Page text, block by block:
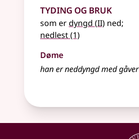
Tyding og bruk
som erdyngd (2
II) ned;
nedlest(1)
Døme
han er neddyngd med gåver